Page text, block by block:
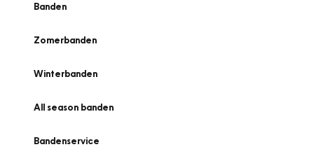
Banden
Zomerbanden
Winterbanden
All season banden
Bandenservice